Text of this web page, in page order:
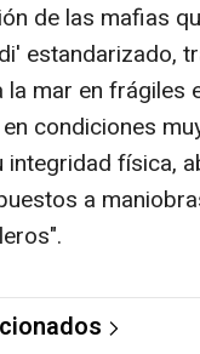
de las mafias
estandarizado,
la mar en
condiciones
física,
a